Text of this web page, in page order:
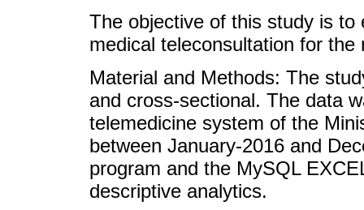
The objective of this study is to
medical teleconsultation for
Material and Methods: The
and cross-sectional. The data
telemedicine system of the
between January-2016 and
program and the MySQL
descriptive analytics.